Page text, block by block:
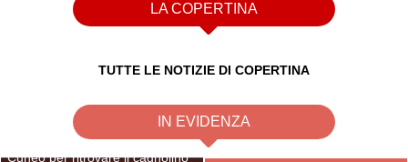
LA COPERTINA
TUTTE LE NOTIZIE DI COPERTINA
IN EVIDENZA
Cuneo per ritrovare il cagnolino